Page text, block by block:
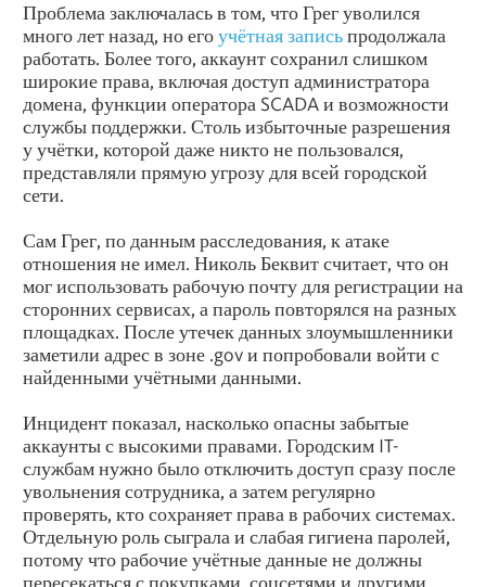
Проблема заключалась в том, что Грег уволился
много лет назад, но егоучётная записьпродолжала
работать. Более того, аккаунт сохранил слишком
широкие права, включая доступ администратора
домена, функции оператора SCADA и возможности
службы поддержки. Столь избыточные разрешения
у учётки, которой даже никто не пользовался,
представляли прямую угрозу для всей городской
сети.
Сам Грег, по данным расследования, к атаке
отношения не имел. Николь Беквит считает, что он
мог использовать рабочую почту для регистрации на
сторонних сервисах, а пароль повторялся на разных
площадках. После утечек данных злоумышленники
заметили адрес в зоне .gov и попробовали войти с
найденными учётными данными.
Инцидент показал, насколько опасны забытые
аккаунты с высокими правами. Городским IT-
службам нужно было отключить доступ сразу после
увольнения сотрудника, а затем регулярно
проверять, кто сохраняет права в рабочих системах.
Отдельную роль сыграла и слабая гигиена паролей,
потому что рабочие учётные данные не должны